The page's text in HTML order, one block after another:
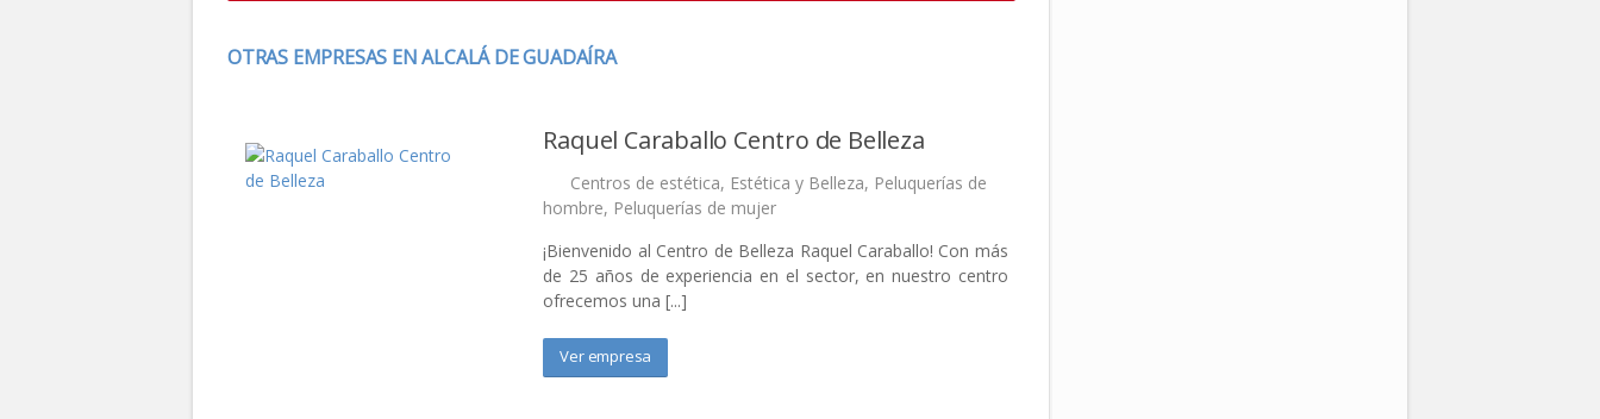
OTRAS EMPRESAS EN ALCALÁ DE GUADAÍRA
Raquel Caraballo Centro de Belleza
Centros de estética, Estética y Belleza, Peluquerías de
hombre, Peluquerías de mujer
¡Bienvenido al Centro de Belleza Raquel Caraballo! Con más
de 25 años de experiencia en el sector, en nuestro centro
ofrecemos una [...]
Ver empresa